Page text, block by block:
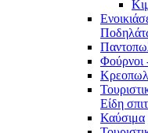
Φούρνοι
Είδη
Καύσιμα